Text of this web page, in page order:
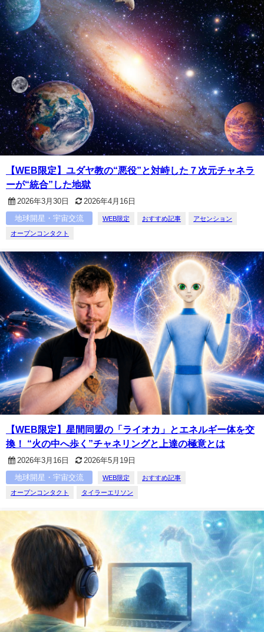
【WEB限定】ユダヤ教の“悪役”と対峙した７次元チャネラ
ーが“統合”した地獄
2026年3月30日 2026年4月16日
地球開星・宇宙交流 WEB限定 おすすめ記事 アセンション
オープンコンタクト
【WEB限定】星間同盟の「ライオカ」とエネルギー体を交
換！ “火の中へ歩く”チャネリングと上達の極意とは
2026年3月16日 2026年5月19日
地球開星・宇宙交流 WEB限定 おすすめ記事
オープンコンタクト タイラーエリソン